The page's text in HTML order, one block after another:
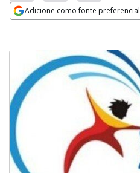
Adicione como fonte